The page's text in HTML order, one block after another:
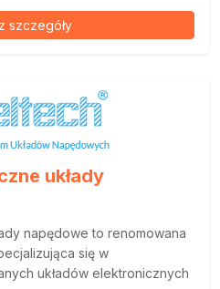
szczegóły
układy
napędowe to renomowana
się w
układów elektronicznych